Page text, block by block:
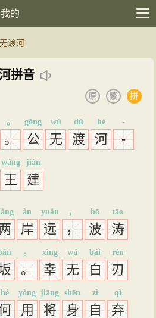
我的
渡河
拼音
拼
繁
原
。
。
公
gōng
无
wú
渡
dù
河
hé
-
-
王
wáng
建
jiàn
岸
àn
远
yuǎn
，
，
波
bō
涛
tāo
。
。
幸
xìng
无
wú
白
bái
刃
rèn
hé
用
yòng
将
jiāng
身
shēn
自
zì
弃
qì